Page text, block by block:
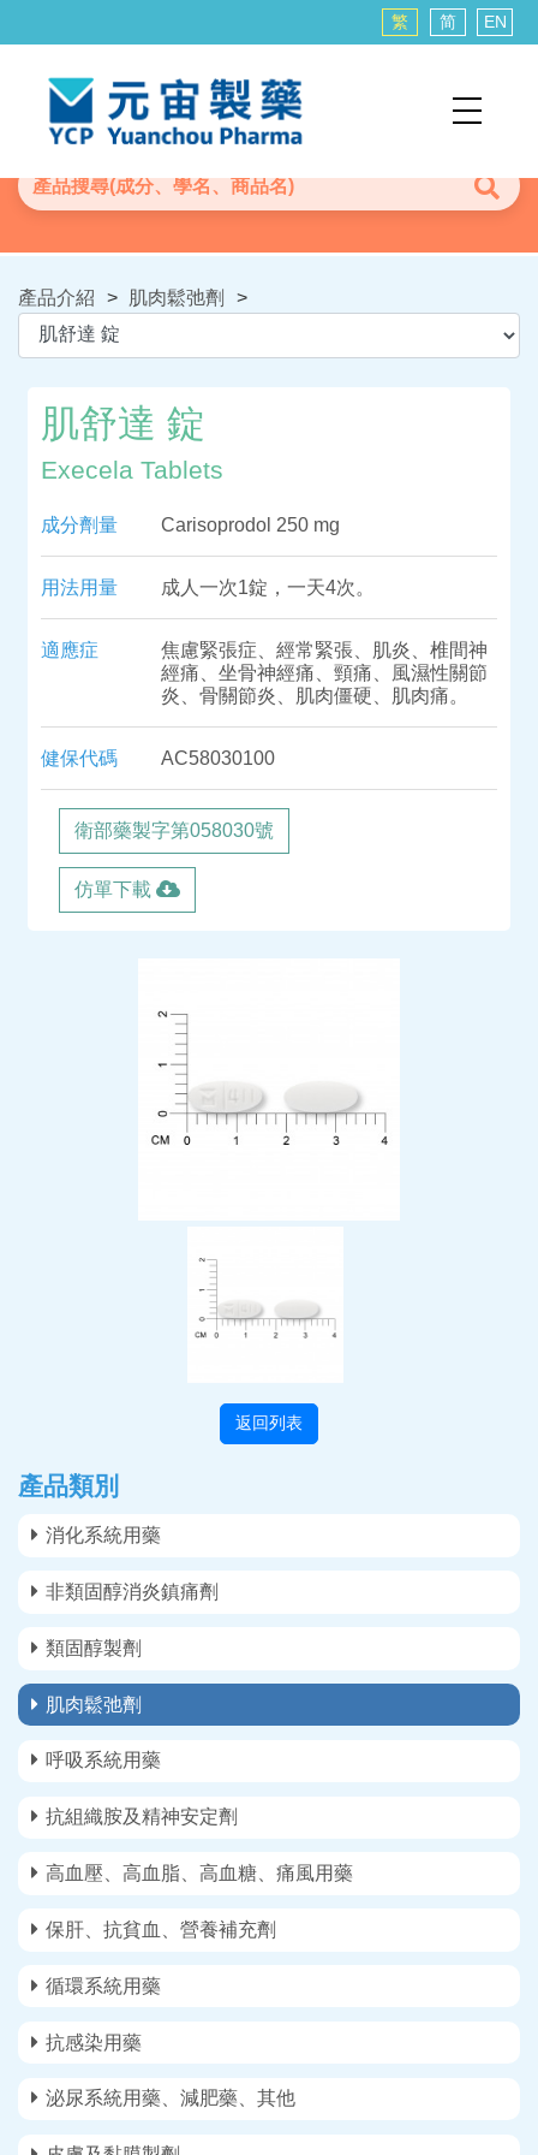
繁 简 EN
產品介紹 > 肌肉鬆弛劑 >
肌舒達 錠
Execela Tablets
成分劑量 Carisoprodol 250 mg
用法用量 成人一次1錠，一天4次。
適應症
焦慮緊張症、經常緊張、肌炎、椎間神
經痛、坐骨神經痛、頸痛、風濕性關節
炎、骨關節炎、肌肉僵硬、肌肉痛。
健保代碼 AC58030100
衛部藥製字第058030號
仿單下載
返回列表
產品類別
消化系統用藥
非類固醇消炎鎮痛劑
類固醇製劑
肌肉鬆弛劑
呼吸系統用藥
抗組織胺及精神安定劑
高血壓、高血脂、高血糖、痛風用藥
保肝、抗貧血、營養補充劑
循環系統用藥
抗感染用藥
泌尿系統用藥、減肥藥、其他